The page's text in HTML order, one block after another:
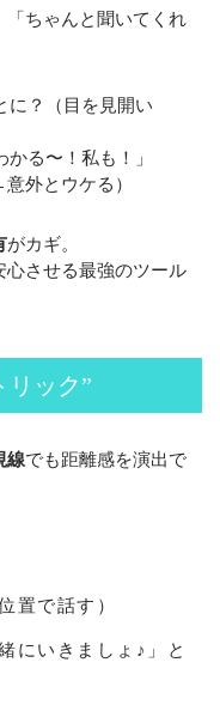
「ちゃんと聞いてくれ
に？（目を見開い
る〜！私も！」
外とウケる）
がカギ。
心させる最強のツール
ック”
線でも距離感を演出で
置で話す）
にいきましょ♪」と